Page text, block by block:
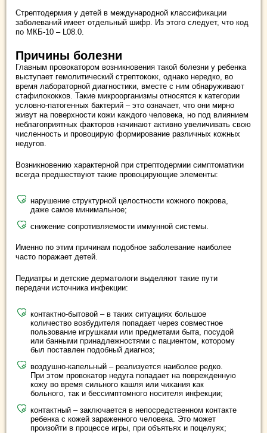
Стрептодермия у детей в международной классификации
заболеваний имеет отдельный шифр. Из этого следует, что код
по МКБ-10 – L08.0.
Причины болезни
Главным провокатором возникновения такой болезни у ребенка
выступает гемолитический стрептококк, однако нередко, во
время лабораторной диагностики, вместе с ним обнаруживают
стафилококков. Такие микроорганизмы относятся к категории
условно-патогенных бактерий – это означает, что они мирно
живут на поверхности кожи каждого человека, но под влиянием
неблагоприятных факторов начинают активно увеличивать свою
численность и провоцирую формирование различных кожных
недугов.
Возникновению характерной при стрептодермии симптоматики
всегда предшествуют такие провоцирующие элементы:
нарушение структурной целостности кожного покрова,
даже самое минимальное;
снижение сопротивляемости иммунной системы.
Именно по этим причинам подобное заболевание наиболее
часто поражает детей.
Педиатры и детские дерматологи выделяют такие пути
передачи источника инфекции:
контактно-бытовой – в таких ситуациях большое
количество возбудителя попадает через совместное
пользование игрушками или предметами быта, посудой
или банными принадлежностями с пациентом, которому
был поставлен подобный диагноз;
воздушно-капельный – реализуется наиболее редко.
При этом провокатор недуга попадает на поврежденную
кожу во время сильного кашля или чихания как
больного, так и бессимптомного носителя инфекции;
контактный – заключается в непосредственном контакте
ребенка с кожей зараженного человека. Это может
произойти в процессе игры, при объятьях и поцелуях;